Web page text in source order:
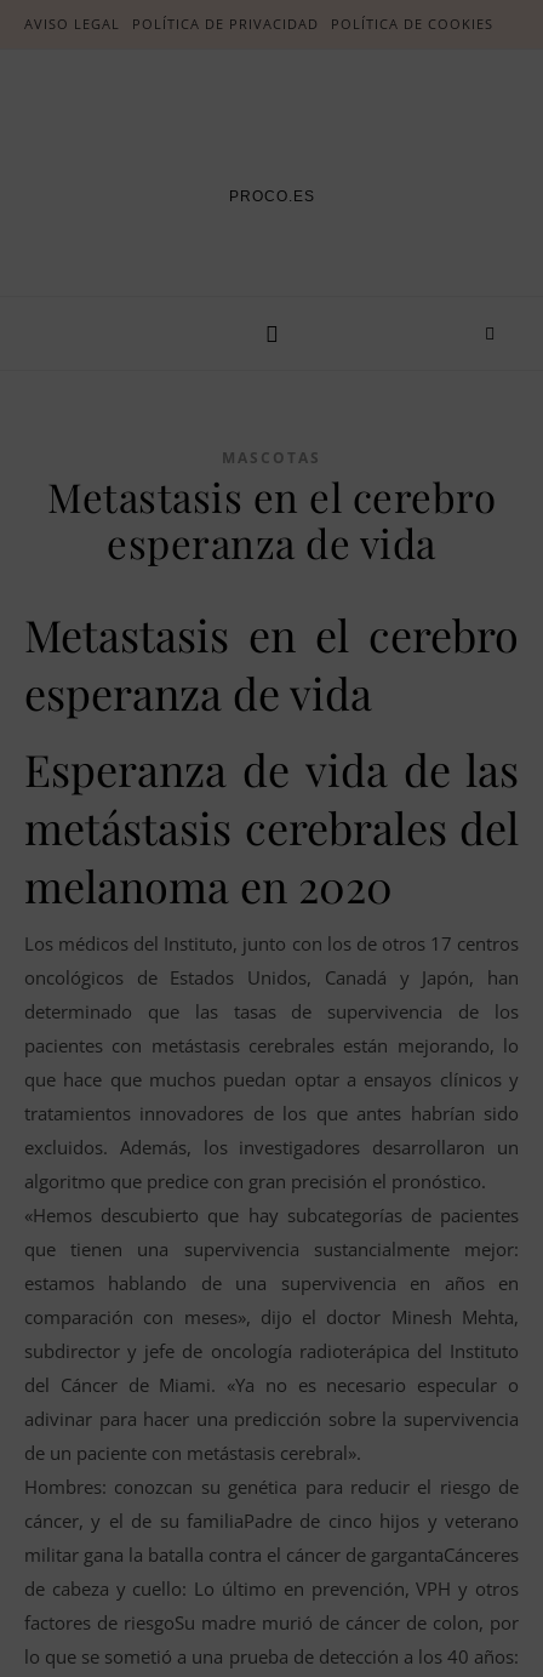
AVISO LEGAL POLÍTICA DE PRIVACIDAD POLÍTICA DE COOKIES
PROCO.ES
MASCOTAS
Metastasis en el cerebro
esperanza de vida
Metastasis en el cerebro
esperanza de vida
Esperanza de vida de las
metástasis cerebrales del
melanoma en 2020
Los médicos del Instituto, junto con los de otros 17 centros
oncológicos de Estados Unidos, Canadá y Japón, han
determinado que las tasas de supervivencia de los
pacientes con metástasis cerebrales están mejorando, lo
que hace que muchos puedan optar a ensayos clínicos y
tratamientos innovadores de los que antes habrían sido
excluidos. Además, los investigadores desarrollaron un
algoritmo que predice con gran precisión el pronóstico.
«Hemos descubierto que hay subcategorías de pacientes
que tienen una supervivencia sustancialmente mejor:
estamos hablando de una supervivencia en años en
comparación con meses», dijo el doctor Minesh Mehta,
subdirector y jefe de oncología radioterápica del Instituto
del Cáncer de Miami. «Ya no es necesario especular o
adivinar para hacer una predicción sobre la supervivencia
de un paciente con metástasis cerebral».
Hombres: conozcan su genética para reducir el riesgo de
cáncer, y el de su familiaPadre de cinco hijos y veterano
militar gana la batalla contra el cáncer de gargantaCánceres
de cabeza y cuello: Lo último en prevención, VPH y otros
factores de riesgoSu madre murió de cáncer de colon, por
lo que se sometió a una prueba de detección a los 40 años: